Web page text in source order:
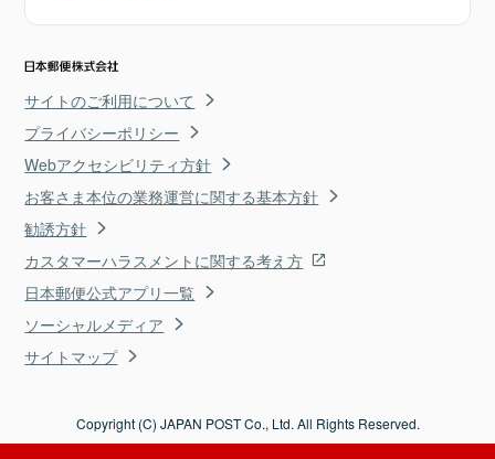
サイトのご利用について
プライバシーポリシー
Webアクセシビリティ方針
お客さま本位の業務運営に関する基本方針
勧誘方針
カスタマーハラスメントに関する考え方
日本郵便公式アプリ一覧
ソーシャルメディア
サイトマップ
Copyright (C) JAPAN POST Co., Ltd. All Rights Reserved.